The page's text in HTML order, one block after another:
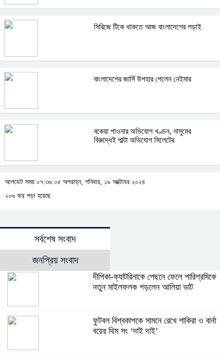
সিরিজে টিকে থাকতে আজ বাংলাদেশের লড়াই
বাংলাদেশের জার্সি উপহার পেলেন নেইমার
বকেয়া পাওনার অভিযোগ খণ্ডন, নাসুমের
বিরুদ্ধেই পাল্টা অভিযোগ সিলেটের
আপডেট সময় ০৭:৩৬:০৫ অপরাহ্ন, শনিবার, ১৯ অক্টোবর ২০২৪
২০৬ বার পড়া হয়েছে
সর্বশেষ সংবাদ
জনপ্রিয় সংবাদ
দীপিকা-ক্যাটরিনাকে পেছনে ফেলে পারিশ্রমিকে
নতুন মাইলফলক গড়লেন আলিয়া ভাট
ফুটবল বিশ্বকাপকে সামনে রেখে শাকিরা ও বার্না
বয়ের থিম সং ‘দাই দাই’